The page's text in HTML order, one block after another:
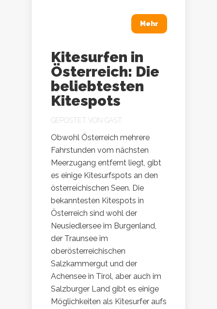
Mehr
Kitesurfen in
Österreich: Die
beliebtesten
Kitespots
GEPOSTET VON GAST
Obwohl Österreich mehrere
Fahrstunden vom nächsten
Meerzugang entfernt liegt, gibt
es einige Kitesurfspots an den
österreichischen Seen. Die
bekanntesten Kitespots in
Österreich sind wohl der
Neusiedlersee im Burgenland,
der Traunsee im
oberösterreichischen
Salzkammergut und der
Achensee in Tirol, aber auch im
Salzburger Land gibt es einige
Möglichkeiten als Kitesurfer aufs